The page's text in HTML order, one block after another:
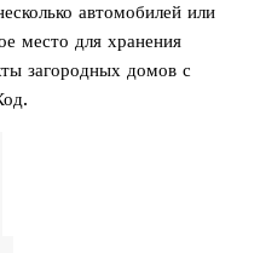
автомобилей или
место для хранения
загородных домов с